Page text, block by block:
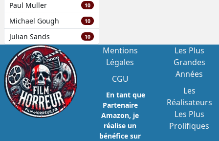
Paul Muller 10
Michael Gough 10
Julian Sands 10
Mentions
Légales
CGU
En tant que
Partenaire
Amazon, je
réalise un
bénéfice sur
Les Plus
Grandes
Années
Les
Réalisateurs
Les Plus
Prolifiques